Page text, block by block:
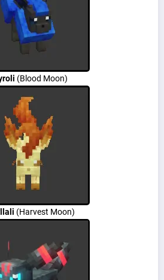
(Blood Moon)
(Harvest Moon)